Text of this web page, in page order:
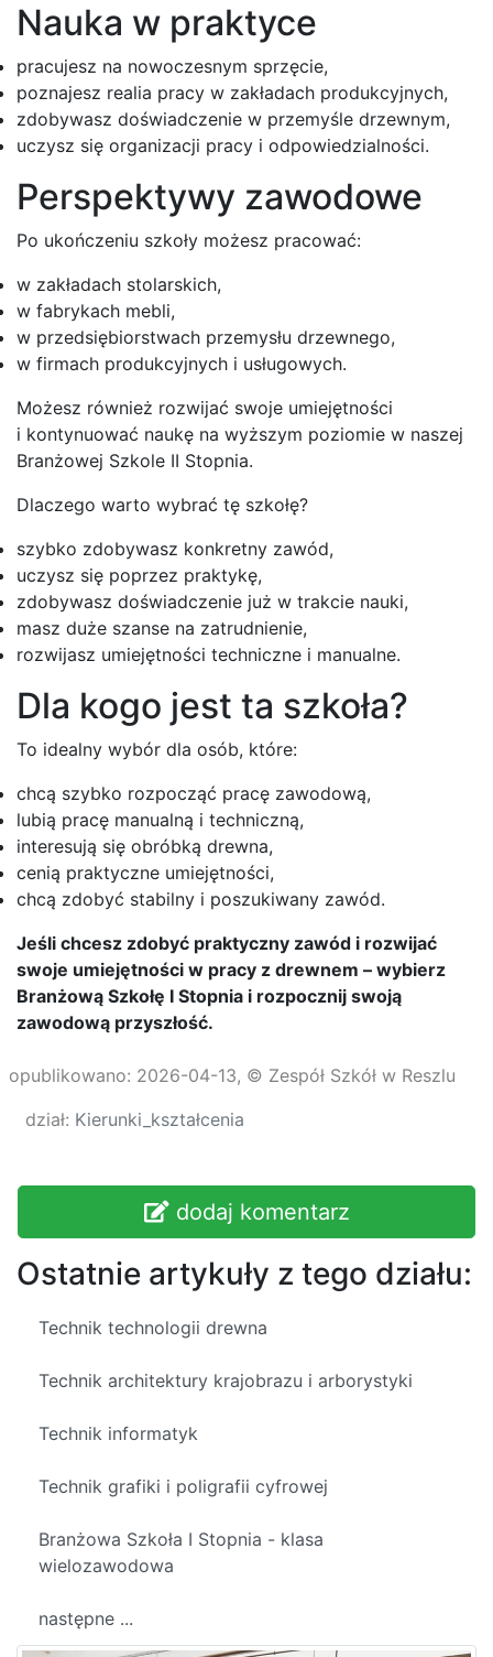
Nauka w praktyce
pracujesz na nowoczesnym sprzęcie,
poznajesz realia pracy w zakładach produkcyjnych,
zdobywasz doświadczenie w przemyśle drzewnym,
uczysz się organizacji pracy i odpowiedzialności.
Perspektywy zawodowe
Po ukończeniu szkoły możesz pracować:
w zakładach stolarskich,
w fabrykach mebli,
w przedsiębiorstwach przemysłu drzewnego,
w firmach produkcyjnych i usługowych.
Możesz również rozwijać swoje umiejętności
i kontynuować naukę na wyższym poziomie w naszej
Branżowej Szkole II Stopnia.
Dlaczego warto wybrać tę szkołę?
szybko zdobywasz konkretny zawód,
uczysz się poprzez praktykę,
zdobywasz doświadczenie już w trakcie nauki,
masz duże szanse na zatrudnienie,
rozwijasz umiejętności techniczne i manualne.
Dla kogo jest ta szkoła?
To idealny wybór dla osób, które:
chcą szybko rozpocząć pracę zawodową,
lubią pracę manualną i techniczną,
interesują się obróbką drewna,
cenią praktyczne umiejętności,
chcą zdobyć stabilny i poszukiwany zawód.
Jeśli chcesz zdobyć praktyczny zawód i rozwijać
swoje umiejętności w pracy z drewnem – wybierz
Branżową Szkołę I Stopnia i rozpocznij swoją
zawodową przyszłość.
opublikowano: 2026-04-13, © Zespół Szkół w Reszlu
dział: Kierunki_kształcenia
dodaj komentarz
Ostatnie artykuły z tego działu:
Technik technologii drewna
Technik architektury krajobrazu i arborystyki
Technik informatyk
Technik grafiki i poligrafii cyfrowej
Branżowa Szkoła I Stopnia - klasa
wielozawodowa
następne ...